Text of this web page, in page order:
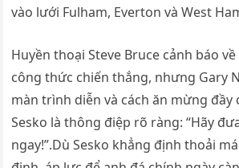
vào lưới Fulham, Everton và West
Huyền thoại Steve Bruce cảnh báo
công thức chiến thắng, nhưng Gary
màn trình diễn và cách ăn mừng đầy
Sesko là thông điệp rõ ràng: “Hãy
ngay!”.Dù Sesko khẳng định thoải